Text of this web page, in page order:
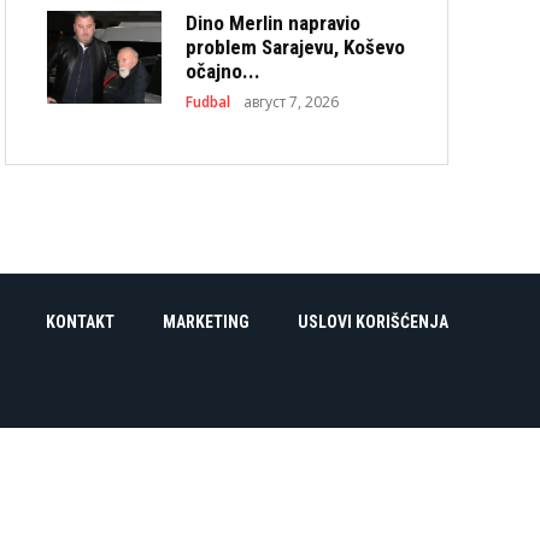
Dino Merlin napravio
problem Sarajevu, Koševo
očajno...
Fudbal август 7, 2026
KONTAKT MARKETING USLOVI KORIŠĆENJA